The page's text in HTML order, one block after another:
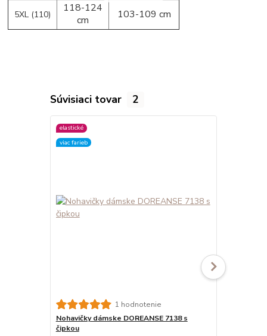
5XL (110)
118-124
cm
103-109 cm
Súvisiaci tovar 2
elastické
viac farieb
1 hodnotenie
Nohavičky dámske DOREANSE 7138 s
čipkou